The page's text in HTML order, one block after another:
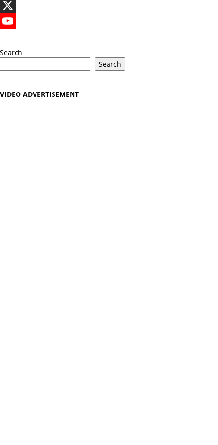
LinkedIn
X
Search
Search
VIDEO ADVERTISEMENT